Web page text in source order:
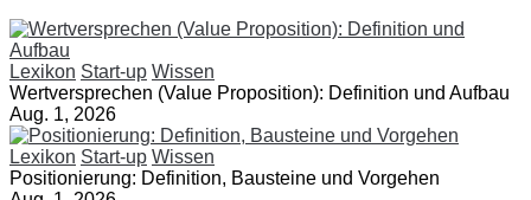
Lexikon Start-up Wissen
Wertversprechen (Value Proposition): Definition und Aufbau
Aug. 1, 2026
Lexikon Start-up Wissen
Positionierung: Definition, Bausteine und Vorgehen